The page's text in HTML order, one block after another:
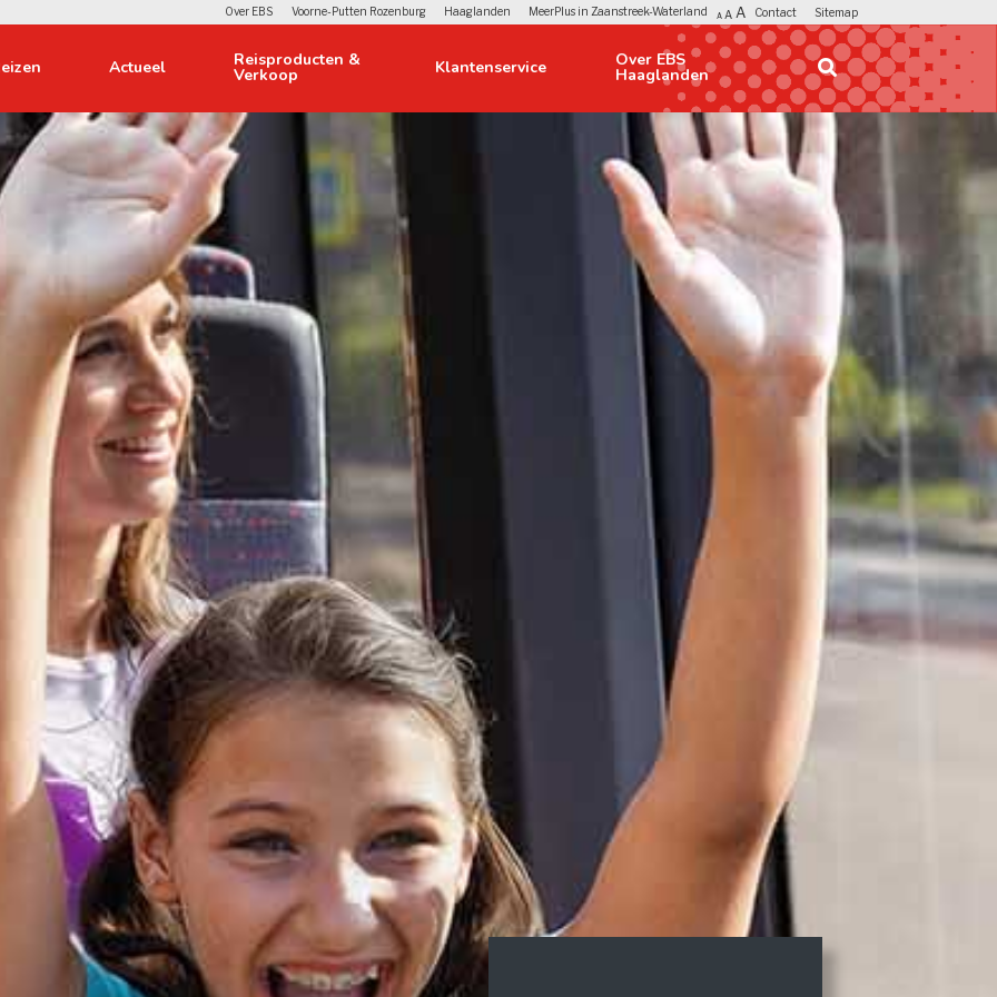
Over EBS Voorne-Putten Rozenburg Haaglanden MeerPlus in Zaanstreek-Waterland A A A Contact Sitemap
Actueel Reisproducten &
Verkoop Klantenservice
bus
en privacy
Over EBS
Haaglanden
Over ons